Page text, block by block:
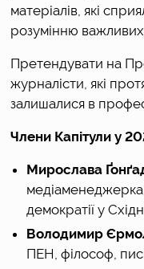
матеріалів, які
розумінню
Претендувати на
журналісти, які
залишалися в
Члени Капітули у
Мирослава
демократії у
Володимир
ПЕН, філософ,